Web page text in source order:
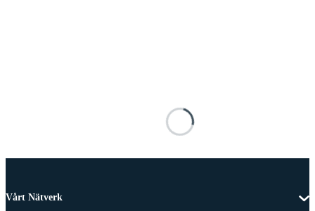
Vårt Nätverk